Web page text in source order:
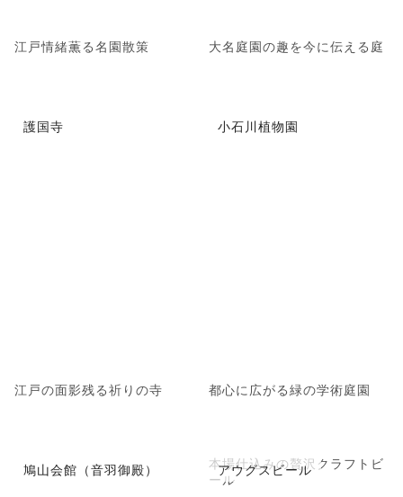
江戸情緒薫る名園散策 大名庭園の趣を今に伝える庭
護国寺
江戸の面影残る祈りの寺
小石川植物園
都心に広がる緑の学術庭園
鳩山会館（音羽御殿） アウグスビール
本場仕込みの贅沢クラフトビ
ール